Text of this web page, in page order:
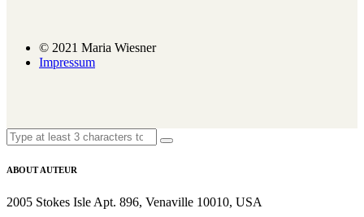
© 2021 Maria Wiesner
Impressum
ABOUT AUTEUR
2005 Stokes Isle Apt. 896, Venaville 10010, USA